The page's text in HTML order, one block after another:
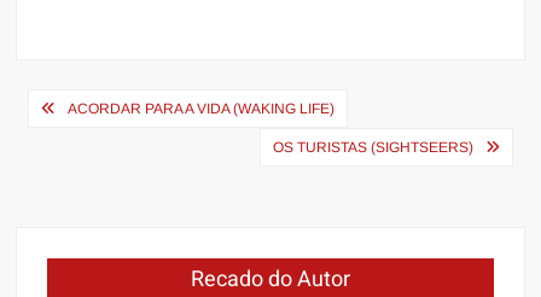
Navegação
ACORDAR PARA A VIDA (WAKING LIFE)
OS TURISTAS (SIGHTSEERS)
Recado do Autor